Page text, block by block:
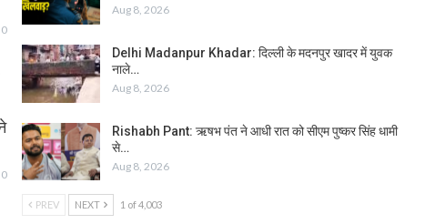
0
0
Aug 8, 2026
Delhi Madanpur Khadar: दिल्ली के मदनपुर खादर में युवक
नाले…
Aug 8, 2026
Rishabh Pant: ऋषभ पंत ने आधी रात को सीएम पुष्कर सिंह धामी
से…
Aug 8, 2026
PREV NEXT 1 of 4,003